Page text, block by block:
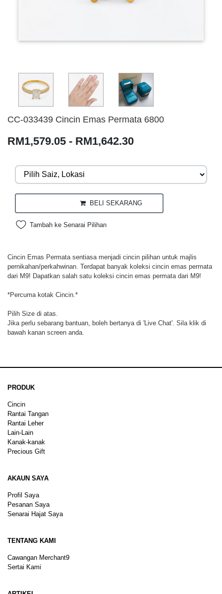
CC-033439 Cincin Emas Permata 6800
RM1,579.05 - RM1,642.30
BELI SEKARANG
Tambah ke Senarai Pilihan
Cincin Emas Permata sentiasa menjadi cincin pilihan untuk majlis
pernikahan/perkahwinan. Terdapat banyak koleksi cincin emas permata
dari M9! Dapatkan salah satu koleksi cincin emas permata dari M9!
*Percuma kotak Cincin.*
Pilih Size di atas.
Jika perlu sebarang bantuan, boleh bertanya di 'Live Chat'. Sila klik di
bawah kanan screen anda.
PRODUK
Cincin
Rantai Tangan
Rantai Leher
Lain-Lain
Kanak-kanak
Precious Gift
AKAUN SAYA
Profil Saya
Pesanan Saya
Senarai Hajat Saya
TENTANG KAMI
Cawangan Merchant9
Sertai Kami